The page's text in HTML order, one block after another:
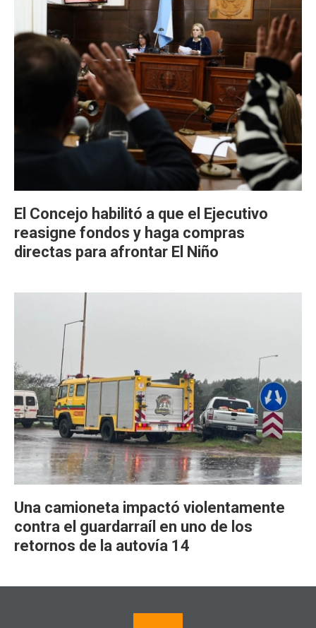
El Concejo habilitó a que el Ejecutivo
reasigne fondos y haga compras
directas para afrontar El Niño
Una camioneta impactó violentamente
contra el guardarraíl en uno de los
retornos de la autovía 14